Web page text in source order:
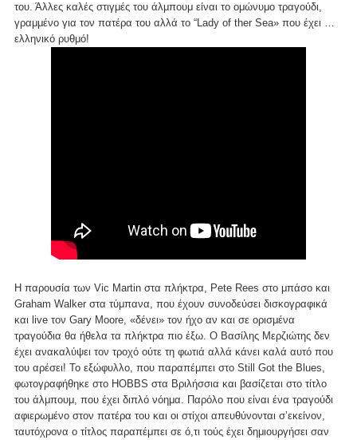
του. Άλλες καλές στιγμές του άλμπουμ είναι το ομώνυμο τραγούδι,
γραμμένο για τον πατέρα του αλλά το “Lady of ther Sea» που έχει …
ελληνικό ρυθμό!
Η παρουσία των Vic Martin στα πλήκτρα, Pete Rees στο μπάσο και
Graham Walker στα τύμπανα, που έχουν συνοδεύσει δισκογραφικά
και live τον Gary Moore, «δένει» τον ήχο αν και σε ορισμένα
τραγούδια θα ήθελα τα πλήκτρα πιο έξω. Ο Βασίλης Μερζιώτης δεν
έχει ανακαλύψει τον τροχό ούτε τη φωτιά αλλά κάνει καλά αυτό που
του αρέσει! Το εξώφυλλο, που παραπέμπει στο Still Got the Blues,
φωτογραφήθηκε στο HOBBS στα Βριλήσσια και βασίζεται στο τίτλο
του άλμπουμ, που έχει διπλό νόημα. Παρόλο που είναι ένα τραγούδι
αφιερωμένο στον πατέρα του και οι στίχοι απευθύνονται σ’εκείνον,
ταυτόχρονα ο τίτλος παραπέμπει σε ό,τι τούς έχει δημιουργήσει σαν